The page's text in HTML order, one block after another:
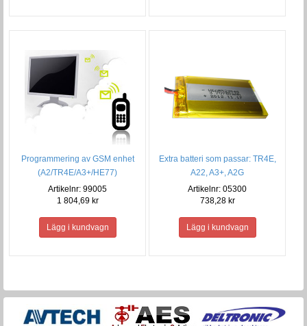
Programmering av GSM enhet
(A2/TR4E/A3+/HE77)
Artikelnr: 99005
1 804,69 kr
Extra batteri som passar: TR4E,
A22, A3+, A2G
Artikelnr: 05300
738,28 kr